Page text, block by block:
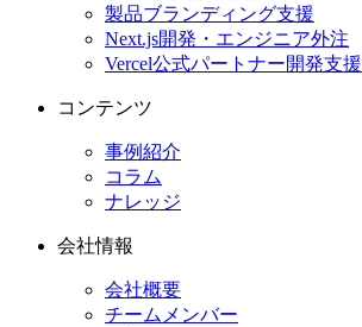
製品ブランディング支援
Next.js開発・エンジニア外注
Vercel公式パートナー開発支援
コンテンツ
事例紹介
コラム
ナレッジ
会社情報
会社概要
チームメンバー